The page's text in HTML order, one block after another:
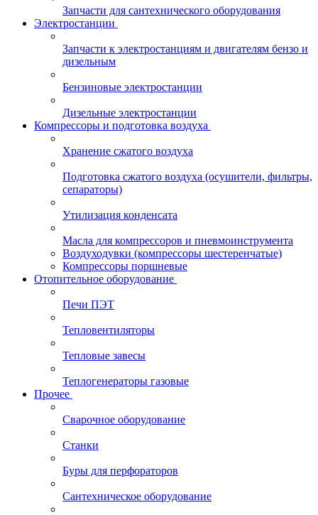
Запчасти для сантехнического оборудования
Электростанции
Запчасти к электростанциям и двигателям бензо и
дизельным
Бензиновые электростанции
Дизельные электростанции
Компрессоры и подготовка воздуха
Хранение сжатого воздуха
Подготовка сжатого воздуха (осушители, фильтры,
сепараторы)
Утилизация конденсата
Масла для компрессоров и пневмоинструмента
Воздуходувки (компрессоры шестеренчатые)
Компрессоры поршневые
Отопительное оборудование
Печи ПЭТ
Тепловентиляторы
Тепловые завесы
Теплогенераторы газовые
Прочее
Сварочное оборудование
Станки
Буры для перфораторов
Сантехническое оборудование